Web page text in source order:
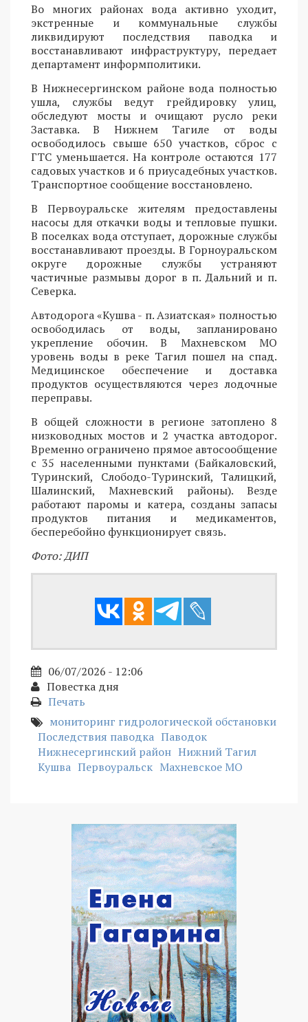
Во многих районах вода активно уходит,
экстренные и коммунальные службы
ликвидируют последствия паводка и
восстанавливают инфраструктуру, передает
департамент информполитики.
В Нижнесергинском районе вода полностью
ушла, службы ведут грейдировку улиц,
обследуют мосты и очищают русло реки
Заставка. В Нижнем Тагиле от воды
освободилось свыше 650 участков, сброс с
ГТС уменьшается. На контроле остаются 177
садовых участков и 6 приусадебных участков.
Транспортное сообщение восстановлено.
В Первоуральске жителям предоставлены
насосы для откачки воды и тепловые пушки.
В поселках вода отступает, дорожные службы
восстанавливают проезды. В Горноуральском
округе дорожные службы устраняют
частичные размывы дорог в п. Дальний и п.
Северка.
Автодорога «Кушва - п. Азиатская» полностью
освободилась от воды, запланировано
укрепление обочин. В Махневском МО
уровень воды в реке Тагил пошел на спад.
Медицинское обеспечение и доставка
продуктов осуществляются через лодочные
переправы.
В общей сложности в регионе затоплено 8
низководных мостов и 2 участка автодорог.
Временно ограничено прямое автосообщение
с 35 населенными пунктами (Байкаловский,
Туринский, Слободо-Туринский, Талицкий,
Шалинский, Махневский районы). Везде
работают паромы и катера, созданы запасы
продуктов питания и медикаментов,
бесперебойно функционирует связь.
Фото: ДИП
06/07/2026 - 12:06
Повестка дня
Печать
мониторинг гидрологической обстановки
Последствия паводка Паводок
Нижнесергинский район Нижний Тагил
Кушва Первоуральск Махневское МО